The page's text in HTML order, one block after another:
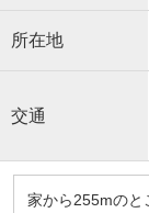
所在地
交通
家から255mのと